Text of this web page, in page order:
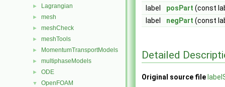
► Lagrangian
► mesh
► meshCheck
► meshTools
► MomentumTransportModels
► multiphaseModels
► ODE
▼ OpenFOAM
label
posPart (const
label
negPart (const
Detailed
Original source file